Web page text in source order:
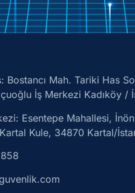
Bostancı Mah. Tariki Has
İş Merkezi Kadıköy /
Esentepe Mahallesi,
Kule, 34870 Kartal/